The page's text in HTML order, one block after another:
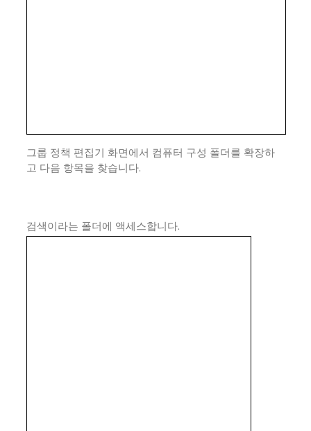
그룹 정책 편집기 화면에서 컴퓨터 구성 폴더를 확장하
고 다음 항목을 찾습니다.
검색이라는 폴더에 액세스합니다.